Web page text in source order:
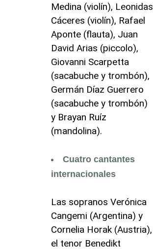
Medina (violín), Leonidas
Cáceres (violín), Rafael
Aponte (flauta), Juan
David Arias (piccolo),
Giovanni Scarpetta
(sacabuche y trombón),
Germán Díaz Guerrero
(sacabuche y trombón)
y Brayan Ruíz
(mandolina).
Cuatro cantantes
internacionales
Las sopranos Verónica
Cangemi (Argentina) y
Cornelia Horak (Austria),
el tenor Benedikt